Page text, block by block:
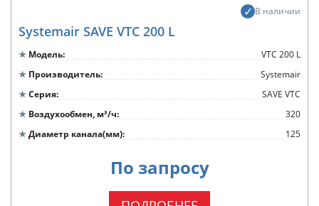
В наличии
Systemair SAVE VTC 200 L
Модель
VTC 200 L
Производитель
Systemair
Серия
SAVE VTC
Воздухообмен, м³/ч
320
Диаметр канала(мм)
125
По запросу